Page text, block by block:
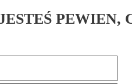
PEWIEN,